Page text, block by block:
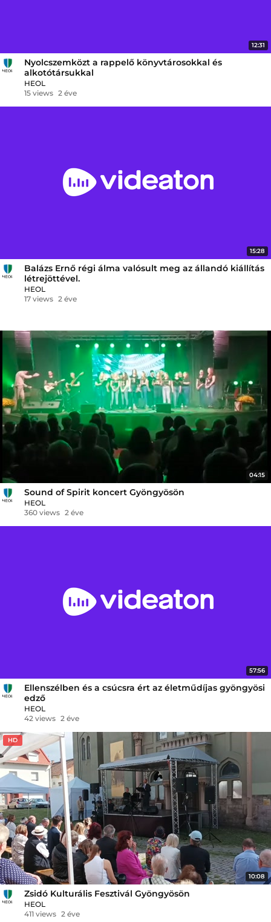
12:31
Nyolcszemközt a rappelő könyvtárosokkal és
alkotótársukkal
HEOL
15 views 2 éve
15:28
Balázs Ernő régi álma valósult meg az állandó kiállítás
létrejöttével.
HEOL
17 views 2 éve
04:15
Sound of Spirit koncert Gyöngyösön
HEOL
360 views 2 éve
57:56
Ellenszélben és a csúcsra ért az életműdíjas gyöngyösi
edző
HEOL
42 views 2 éve
HD
10:08
Zsidó Kulturális Fesztivál Gyöngyösön
HEOL
411 views 2 éve